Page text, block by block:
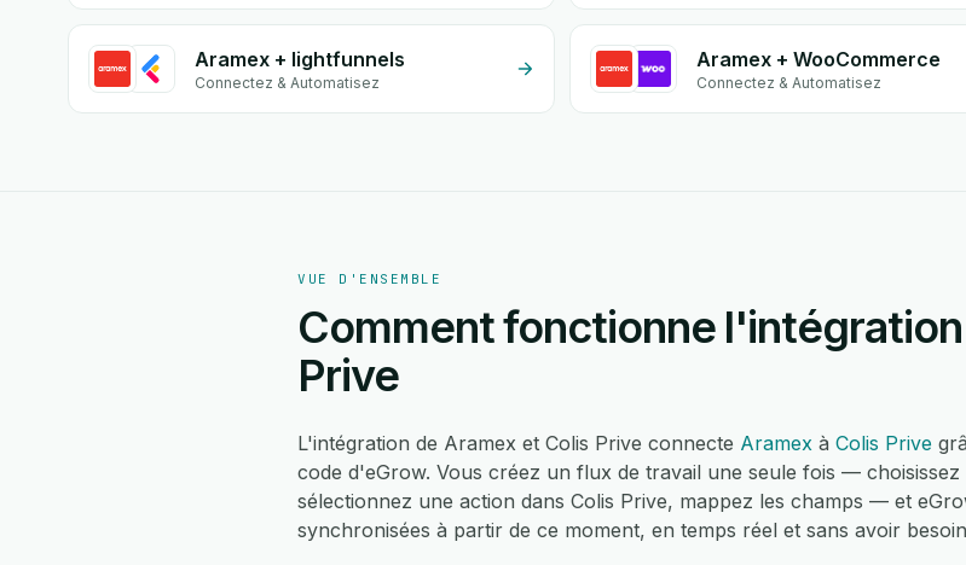
Aramex + lightfunnels
Connectez & Automatisez
Aramex + WooCommerce
Connectez & Automatisez
VUE D'ENSEMBLE
Comment fonctionne
Prive
L'intégration de Aramex et Colis Prive connecte Aramex à Colis Prive
code d'eGrow. Vous créez un flux de travail une seule fois —
sélectionnez une action dans Colis Prive, mappez les champs — et
synchronisées à partir de ce moment, en temps réel et sans avoir